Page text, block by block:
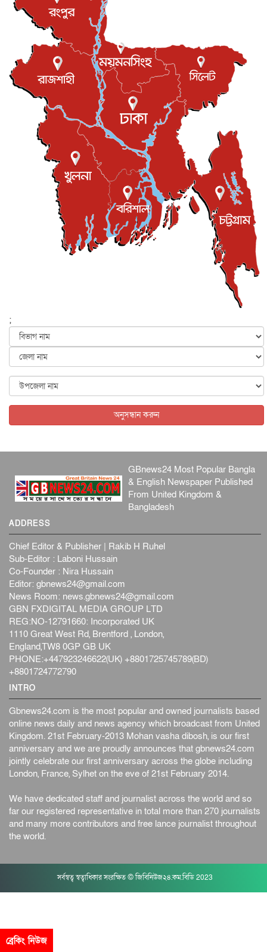
বিরোধ কাটিয়ে কূটনৈতিক সম্পর্ক পুনঃস্থাপন করছে মেক্সিকো ও
আন্তর্জাতিক
এবার ওটিটিতে মুক্তি পেল ‘মালিক’
বিনোদন ৮ আগস্ট, ২০২৬
রিয়ালকে ‘না’ বলা রদ্রির জন্য বার্সার কাছে কত চাইল ম্যানসিটি
খেলাধুলা
শিল্পকলায় চলচ্চিত্র উৎসব, বিনা মূল্যে দেখা যাবে ৬ সিনেমা
বিনোদন ৮ আগস্ট, ২০২৬
ইস্ট লন্ডন মসজিদের জুমার খুতবা : “কুরআন হোক জীবন দেখার
লেন্স...
ইসলাম ও জীবন ৭ আগস্ট, ২০২৬
সিলেটের কন্যা মোহিনী রশিদ এনওয়াইপিডির উচ্চপদস্থ কর্মকর্তা
দেশজুড়ে ৬ আগস্ট, ২০২৬
আজ থেকে সবার জন্য উন্মুক্ত জুলাই স্মৃতি জাদুঘর
৬ আগস্ট, ২০২৬
৬ আগস্ট, ২০২৬
জুলাইয়ের কৃতিত্ব নেওয়ার জন্য সবাই প্রতিযোগিতায় নেমেছে :
৬ আগস্ট, ২০২৬
৬ আগস্ট, ২০২৬
;
অনুসন্ধান করুন
GBnews24 Most Popular Bangla
& English Newspaper Published
From United Kingdom &
Bangladesh
ADDRESS
Chief Editor & Publisher | Rakib H Ruhel
Sub-Editor : Laboni Hussain
Co-Founder : Nira Hussain
Editor: gbnews24@gmail.com
News Room: news.gbnews24@gmail.com
GBN FXDIGITAL MEDIA GROUP LTD
REG:NO-12791660: Incorporated UK
1110 Great West Rd, Brentford , London,
England,TW8 0GP GB UK
PHONE:+447923246622(UK) +8801725745789(BD)
+8801724772790
INTRO
Gbnews24.com is the most popular and owned journalists based
online news daily and news agency which broadcast from United
Kingdom. 21st February-2013 Mohan vasha dibosh, is our first
anniversary and we are proudly announces that gbnews24.com
jointly celebrate our first anniversary across the globe including
London, France, Sylhet on the eve of 21st February 2014.
We have dedicated staff and journalist across the world and so
far our registered representative in total more than 270 journalists
and many more contributors and free lance journalist throughout
the world.
সর্বস্বত্ব স্বত্বাধিকার সংরক্ষিত © জিবিনিউজ২৪.কম.বিডি 2023
ব্রেকিং নিউজ